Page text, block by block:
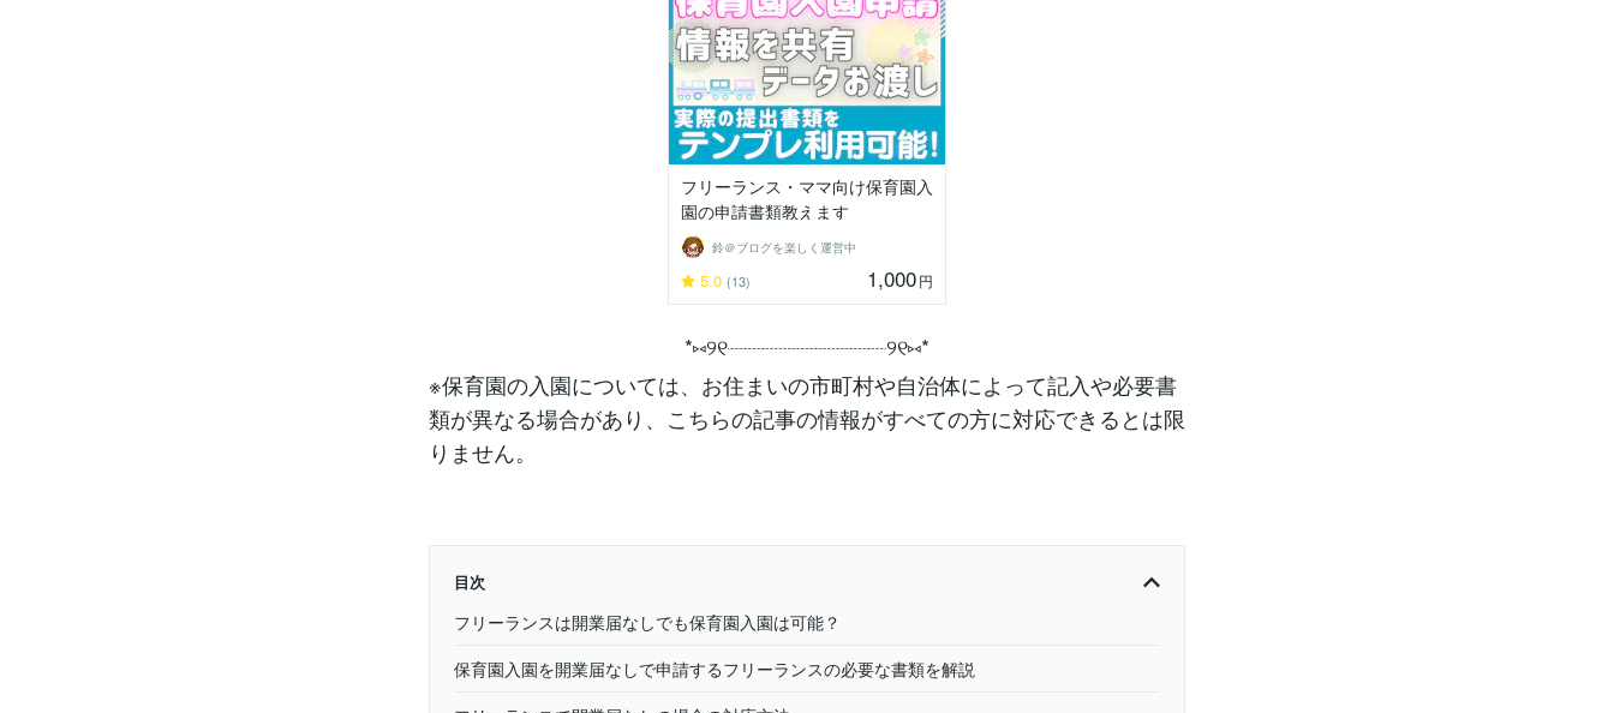
フリーランス・ママ向け保育園入
園の申請書類教えます
鈴＠ブログを楽しく運営中
5.0 (13) 1,000円
*⑅︎୨୧┈︎┈︎┈︎┈︎┈︎┈︎┈┈︎┈︎┈︎┈︎┈︎୨୧⑅︎*
※保育園の入園については、お住まいの市町村や自治体によって記入や必要書
類が異なる場合があり、こちらの記事の情報がすべての方に対応できるとは限
りません。
目次
フリーランスは開業届なしでも保育園入園は可能？
保育園入園を開業届なしで申請するフリーランスの必要な書類を解説